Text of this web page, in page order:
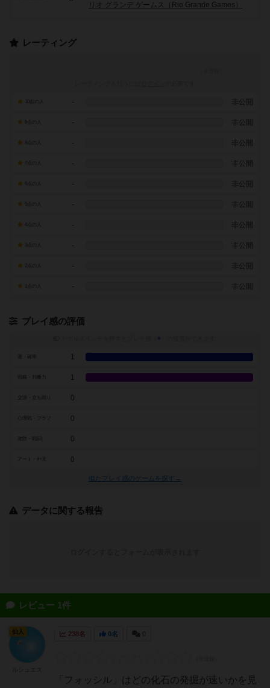
リオ グランデ ゲームス（Rio Grande Games）
レーティング
- 非公開
- 非公開
- 非公開
7点の人 - 非公開
- 非公開
- 非公開
- 非公開
- 非公開
- 非公開
- 非公開
プレイ感の評価
※
1
戦略・判断力 1
0
0
0
アート・外見 0
似たプレイ感のゲームを探す→
データに関する報告
レビュー 1件
238名 0名
「フォッシル」はどの化石の発掘が速いかを見
仙人